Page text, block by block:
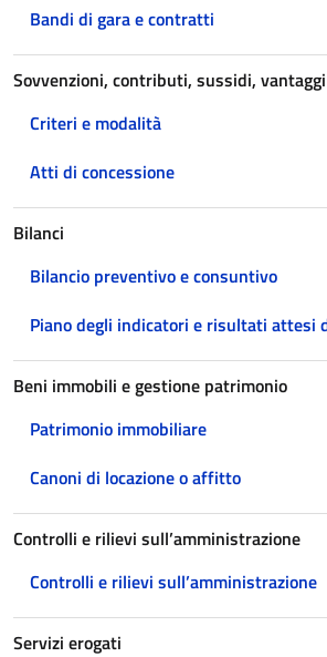
Bandi di gara e contratti
Sovvenzioni, contributi, sussidi,
Criteri e modalità
Atti di concessione
Bilanci
Bilancio preventivo e consuntivo
Piano degli indicatori e risultati attesi
Beni immobili e gestione patrimonio
Patrimonio immobiliare
Canoni di locazione o affitto
Controlli e rilievi sull’amministrazione
Controlli e rilievi sull’amministrazione
Servizi erogati